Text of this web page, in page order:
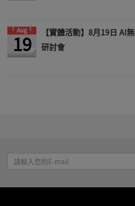
Aug
19
【實體活動】8月19日 AI
研討會
請
輸